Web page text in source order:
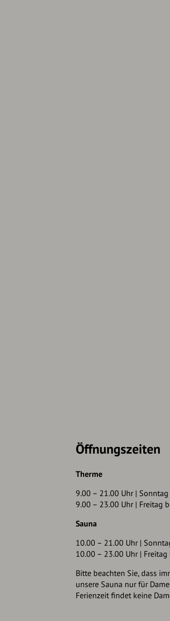
Öffnungszeiten
Therme
9.00 – 21.00 Uhr |
9.00 – 23.00 Uhr | Freitag
Sauna
10.00 – 21.00 Uhr |
10.00 – 23.00 Uhr | Freitag
Bitte beachten Sie, dass
unsere Sauna nur für
Ferienzeit findet keine